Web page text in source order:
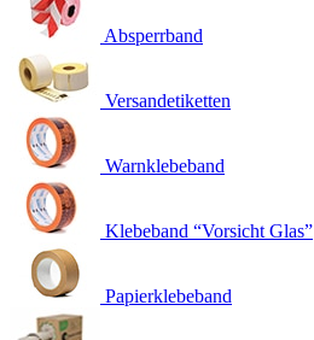
Absperrband
Versandetiketten
Warnklebeband
Klebeband “Vorsicht Glas”
Papierklebeband